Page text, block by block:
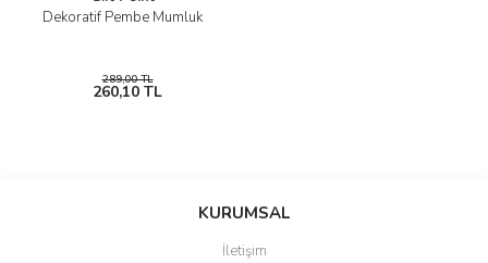
Dekoratif Pembe Mumluk
289,00 TL
260,10 TL
KURUMSAL
İletişim